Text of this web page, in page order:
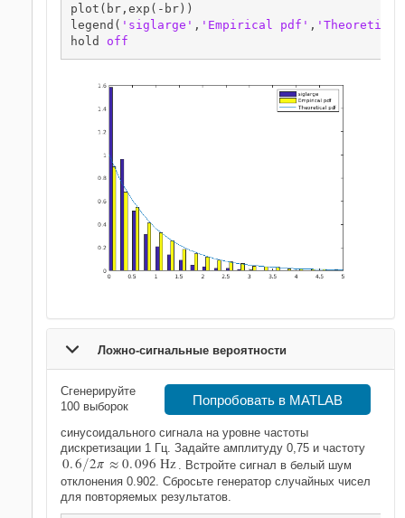
plot(br,exp(-br))
legend( 'siglarge' , 'Empirical pdf' ,
hold off
Ложно-сигнальные вероятности
Попробовать в MATLAB
Сгенерируйте
100 выборок
синусоидального сигнала на уровне частоты
дискретизации 1 Гц. Задайте амплитуду 0,75 и частоту
0.6/2π ≈0.096 Hz
. Встройте сигнал в белый шум
отклонения 0.902. Сбросьте генератор случайных чисел
для повторяемых результатов.